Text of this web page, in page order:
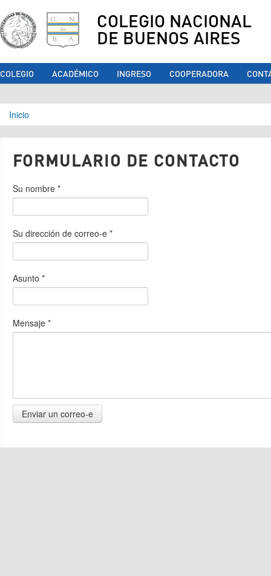
COLEGIO NACIONAL
DE BUENOS AIRES
COLEGIO ACADÉMICO INGRESO COOPERADORA
Se encuentra usted aquí
Inicio
FORMULARIO DE CONTACTO
Su nombre *
Su dirección de correo-e *
Asunto *
Mensaje *